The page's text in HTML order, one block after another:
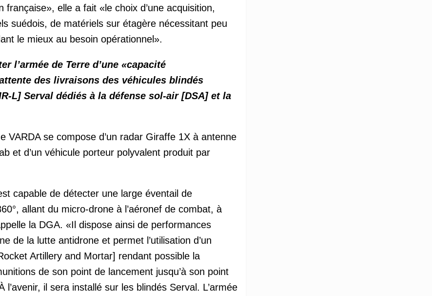
française», elle a fait «le choix d’une acquisition,
suédois, de matériels sur étagère nécessitant peu
le mieux au besoin opérationnel».
l’armée de Terre d’une «capacité
des livraisons des véhicules blindés
L] Serval dédiés à la défense sol-air [DSA] et la
VARDA se compose d’un radar Giraffe 1X à antenne
et d’un véhicule porteur polyvalent produit par
capable de détecter une large éventail de
allant du micro-drone à l’aéronef de combat, à
la DGA. «Il dispose ainsi de performances
de la lutte antidrone et permet l’utilisation d’un
Artillery and Mortar] rendant possible la
de son point de lancement jusqu’à son point
l’avenir, il sera installé sur les blindés Serval. L’armée